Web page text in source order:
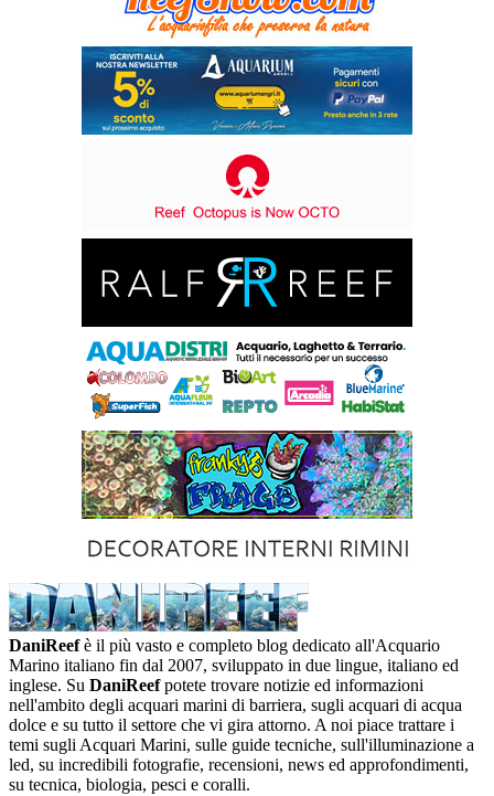
DaniReefè il più vasto e completo blog dedicato all'Acquario
Marino italiano fin dal 2007, sviluppato in due lingue, italiano ed
inglese. Su DaniReefpotete trovare notizie ed informazioni
nell'ambito degli acquari marini di barriera, sugli acquari di acqua
dolce e su tutto il settore che vi gira attorno. A noi piace trattare i
temi sugli Acquari Marini, sulle guide tecniche, sull'illuminazione a
led, su incredibili fotografie, recensioni, news ed approfondimenti,
su tecnica, biologia, pesci e coralli.